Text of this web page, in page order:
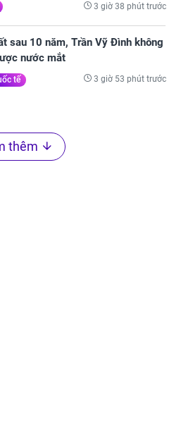
3 giờ 38 phút trước
sau 10 năm, Trần Vỹ Đình không
nước mắt
tế 3 giờ 53 phút trước
thêm